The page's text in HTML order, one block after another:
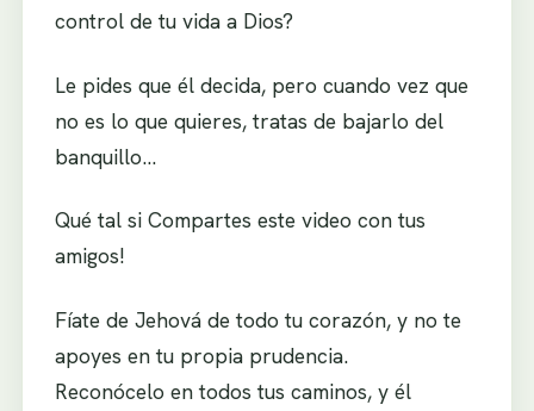
control de tu vida a Dios?
Le pides que él decida, pero cuando vez que
no es lo que quieres, tratas de bajarlo del
banquillo…
Qué tal si Compartes este video con tus
amigos!
Fíate de Jehová de todo tu corazón, y no te
apoyes en tu propia prudencia.
Reconócelo en todos tus caminos, y él